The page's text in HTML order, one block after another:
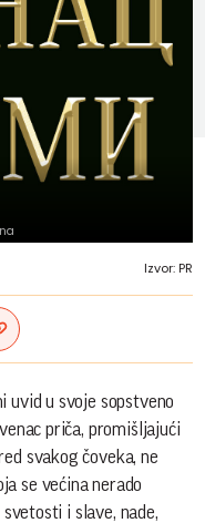
Izvor: PR
uvid u svoje sopstveno
priča, promišljajući
svakog čoveka, ne
se većina nerado
i slave, nade,